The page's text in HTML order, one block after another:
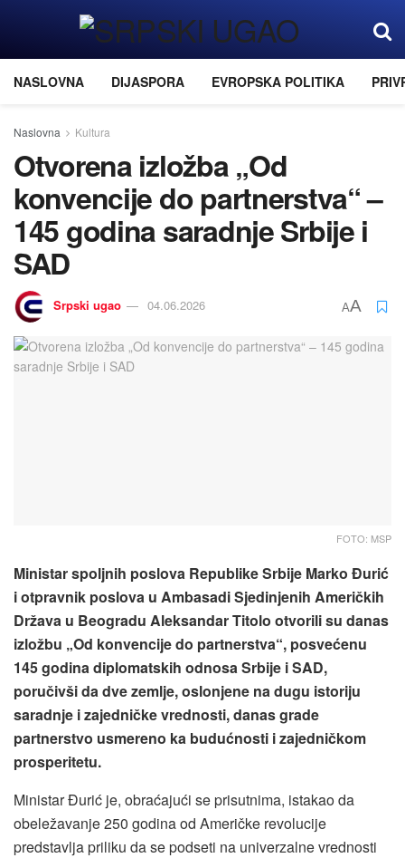
NASLOVNA DIJASPORA EVROPSKA POLITIKA
Naslovna Kultura
Otvorena izložba „Od
konvencije do partnerstva“ –
145 godina saradnje Srbije i
SAD
Srpski ugao 04.06.2026 AA
FOTO: MSP
Ministar spoljnih poslova Republike Srbije Marko Đurić
i otpravnik poslova u Ambasadi Sjedinjenih Američkih
Država u Beogradu Aleksandar Titolo otvorili su danas
izložbu „Od konvencije do partnerstva“, posvećenu
145 godina diplomatskih odnosa Srbije i SAD,
poručivši da dve zemlje, oslonjene na dugu istoriju
saradnje i zajedničke vrednosti, danas grade
partnerstvo usmereno ka budućnosti i zajedničkom
prosperitetu.
Ministar Đurić je, obraćajući se prisutnima, istakao da
obeležavanje 250 godina od Američke revolucije
predstavlja priliku da se podseti na univerzalne vrednosti